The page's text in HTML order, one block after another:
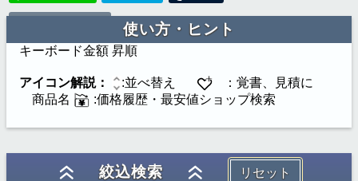
使い方・ヒント
キーボード金額 昇順
アイコン解説： :並べ替え
：覚書、見積に
商品名
:価格履歴・最安値ショップ検索
絞込検索 リセット